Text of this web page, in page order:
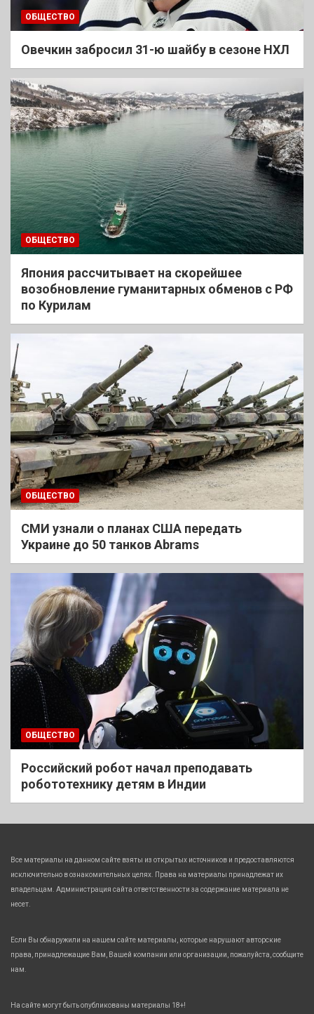
ОБЩЕСТВО
Овечкин забросил 31-ю шайбу в сезоне НХЛ
ОБЩЕСТВО
Япония рассчитывает на скорейшее
возобновление гуманитарных обменов с РФ
по Курилам
ОБЩЕСТВО
СМИ узнали о планах США передать
Украине до 50 танков Abrams
ОБЩЕСТВО
Российский робот начал преподавать
робототехнику детям в Индии
Все материалы на данном сайте взяты из открытых источников и предоставляются
исключительно в ознакомительных целях. Права на материалы принадлежат их
владельцам. Администрация сайта ответственности за содержание материала не
несет.
Если Вы обнаружили на нашем сайте материалы, которые нарушают авторские
права, принадлежащие Вам, Вашей компании или организации, пожалуйста, сообщите
нам.
На сайте могут быть опубликованы материалы 18+!